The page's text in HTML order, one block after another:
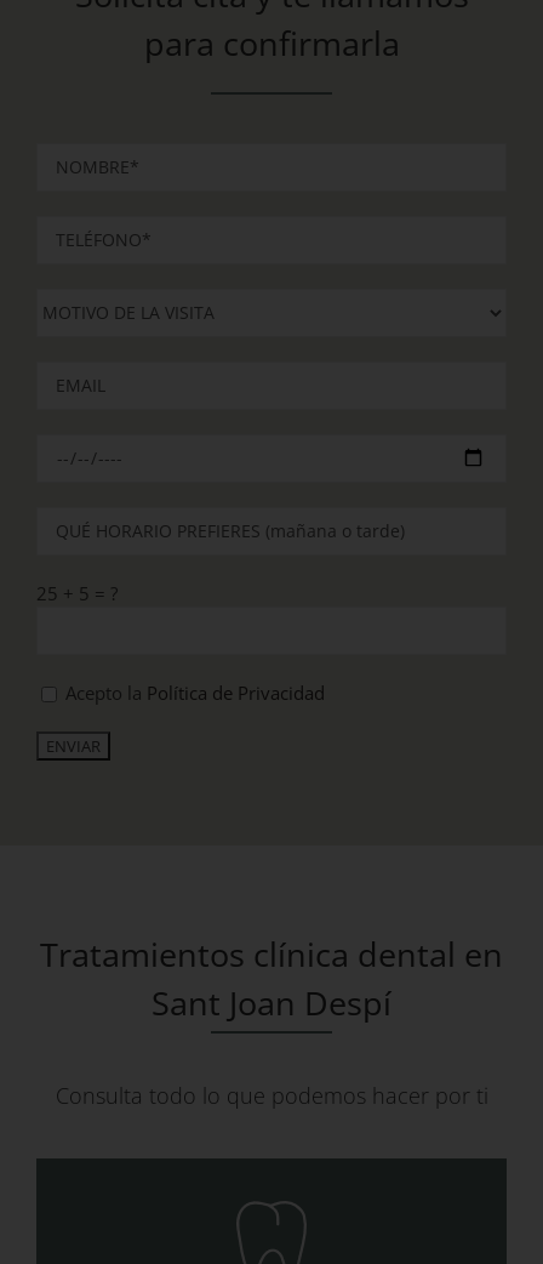
para confirmarla
25 + 5 = ?
Acepto la Política de Privacidad
Tratamientos clínica dental en
Sant Joan Despí
Consulta todo lo que podemos hacer por ti